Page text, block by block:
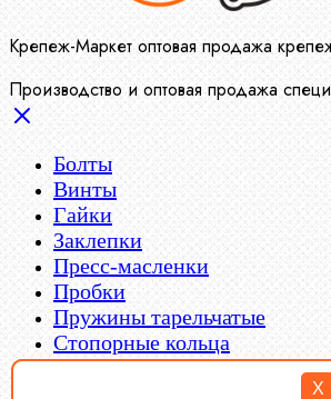
X
Крепеж-Маркет оптовая продажа
Производство и оптовая продажа
Болты
Винты
Гайки
Заклепки
Пресс-масленки
Пробки
Пружины тарельчатые
Стопорные кольца
Такелаж